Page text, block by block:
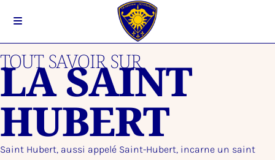
TOUT SAVOIR SUR
LA SAINT
HUBERT
Saint Hubert, aussi appelé Saint-Hubert, incarne un saint